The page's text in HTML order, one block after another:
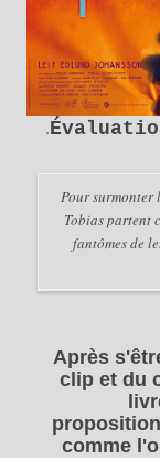
.
Pour surmonter
Tobias partent
fantômes de
Après
clip et du
comme